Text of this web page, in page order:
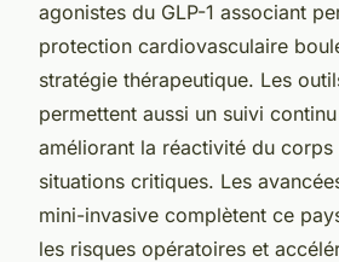
agonistes du GLP-1 associant
protection cardiovasculaire
stratégie thérapeutique. Les
permettent aussi un suivi
améliorant la réactivité du
situations critiques. Les
mini-invasive complètent ce
les risques opératoires et